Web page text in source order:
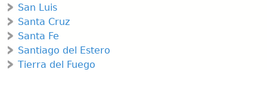
San Luis
Santa Cruz
Santa Fe
Santiago del Estero
Tierra del Fuego